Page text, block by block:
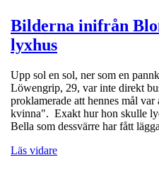
Bilderna inifrån
lyxhus
Upp sol en sol, ner som en
Löwengrip, 29, var inte direkt
proklamerade att hennes mål
kvinna". Exakt hur hon skulle
Bella som dessvärre har fått
Läs vidare